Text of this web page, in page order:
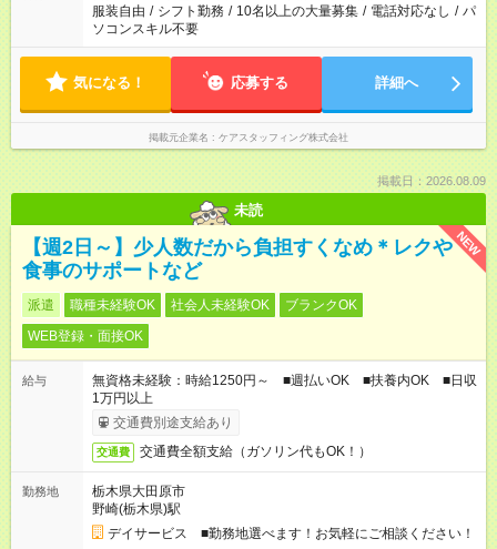
服装自由 / シフト勤務 / 10名以上の大量募集 / 電話対応なし / パ
ソコンスキル不要
気になる！ 応募する 詳細へ
掲載元企業名 ケアスタッフィング株式会社
掲載日：2026.08.09
未読
NEW
【週2日～】少人数だから負担すくなめ＊レクや
食事のサポートなど
派遣 職種未経験OK 社会人未経験OK
ブランクOK
WEB登録・面接OK
給与
無資格未経験：時給1250円～ ■週払いOK ■扶養内OK ■日収
1万円以上
交通費別途支給あり
交通費 交通費全額支給（ガソリン代もOK！）
勤務地
栃木県大田原市
野崎(栃木県)駅
デイサービス ■勤務地選べます！お気軽にご相談ください！